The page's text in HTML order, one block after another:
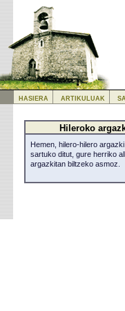
Hileroko
Hemen, hilero-hilero
sartuko ditut, gure herriko
argazkitan biltzeko asmoz.
hasiera artikuluak